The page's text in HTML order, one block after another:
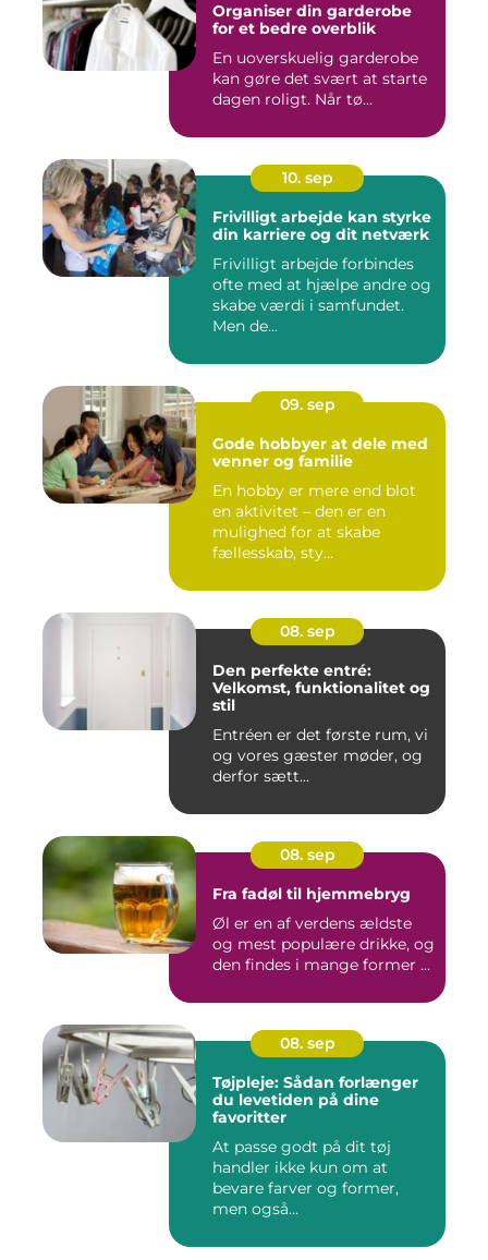
Organiser din garderobe
for et bedre overblik
En uoverskuelig garderobe
kan gøre det svært at starte
dagen roligt. Når tø...
10. sep
Frivilligt arbejde kan styrke
din karriere og dit netværk
Frivilligt arbejde forbindes
ofte med at hjælpe andre og
skabe værdi i samfundet.
Men de...
09. sep
Gode hobbyer at dele med
venner og familie
En hobby er mere end blot
en aktivitet – den er en
mulighed for at skabe
fællesskab, sty...
08. sep
Den perfekte entré:
Velkomst, funktionalitet og
stil
Entréen er det første rum, vi
og vores gæster møder, og
derfor sætt...
08. sep
Fra fadøl til hjemmebryg
Øl er en af verdens ældste
og mest populære drikke, og
den findes i mange former ...
08. sep
Tøjpleje: Sådan forlænger
du levetiden på dine
favoritter
At passe godt på dit tøj
handler ikke kun om at
bevare farver og former,
men også...